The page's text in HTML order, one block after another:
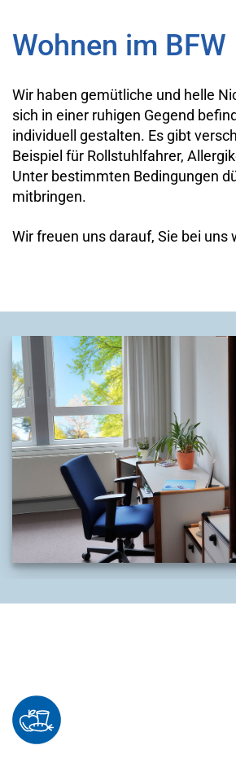
Wohnen im BFW
Wir haben gemütliche und helle
sich in einer ruhigen Gegend
individuell gestalten. Es gibt
Beispiel für Rollstuhlfahrer,
Unter bestimmten Bedingungen
mitbringen.
Wir freuen uns darauf, Sie bei